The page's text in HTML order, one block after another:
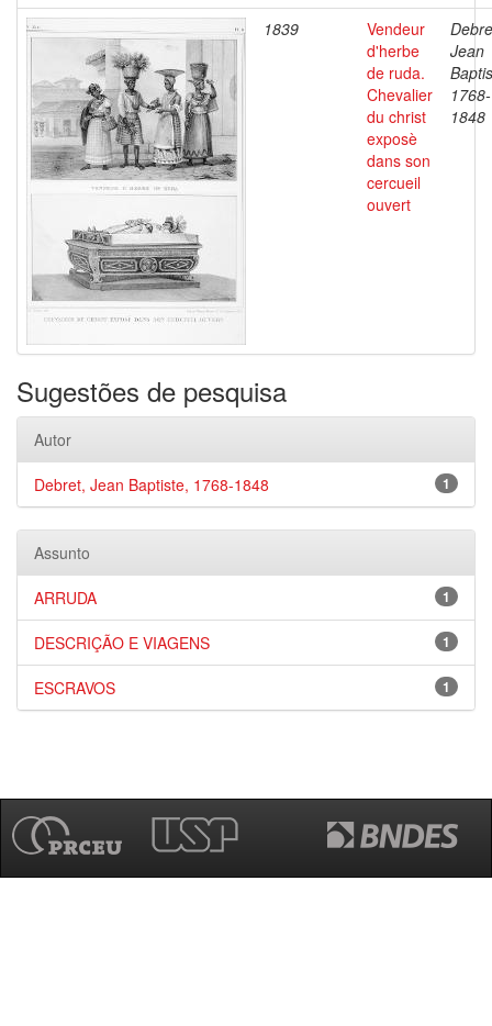
1839
Vendeur
d'herbe
de ruda.
Chevalier
du christ
exposè
dans son
cercueil
ouvert
Jean
1768-
1848
Sugestões de pesquisa
Autor
1
Debret, Jean Baptiste, 1768-1848
Assunto
1
ARRUDA
1
DESCRIÇÃO E VIAGENS
1
ESCRAVOS